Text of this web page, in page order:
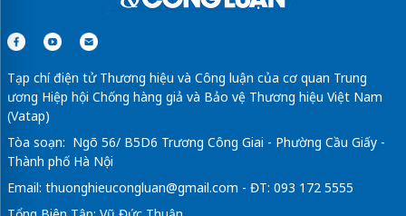
Tạp chí điện tử Thương hiệu và Công luận của cơ quan Trung
ương Hiệp hội Chống hàng giả và Bảo vệ Thương hiệu Việt Nam
(Vatap)
Tòa soạn: Ngõ 56/ B5D6 Trương Công Giai - Phường Cầu Giấy -
Thành phố Hà Nội
Email: thuonghieucongluan@gmail.com - ĐT: 093 172 5555